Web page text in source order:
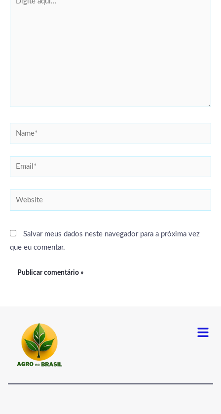
Name*
Email*
Website
Salvar meus dados neste navegador para a próxima vez
que eu comentar.
Menu